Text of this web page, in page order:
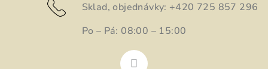
Sklad, objednávky: +420 725 857 296
Po – Pá: 08:00 – 15:00